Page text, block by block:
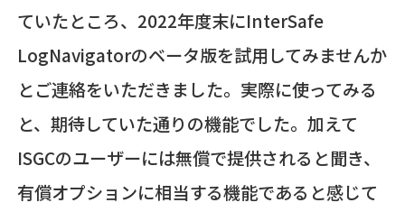
ていたところ、2022年度末にInterSafe
LogNavigatorのベータ版を試用してみませんか
とご連絡をいただきました。実際に使ってみる
と、期待していた通りの機能でした。加えて
ISGCのユーザーには無償で提供されると聞き、
有償オプションに相当する機能であると感じて